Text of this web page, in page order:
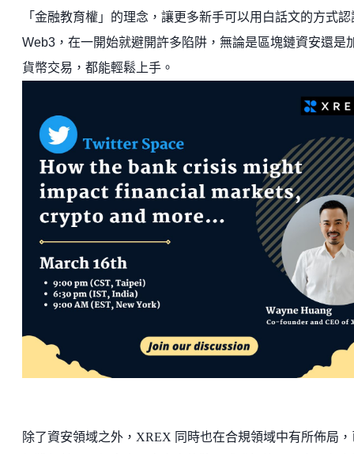
「金融教育權」的理念，讓更多新手可以用白話文的方式認
Web3，在一開始就避開許多陷阱，無論是區塊鏈資安還是
貨幣交易，都能輕鬆上手。
除了資安領域之外，XREX 同時也在合規領域中有所佈局，